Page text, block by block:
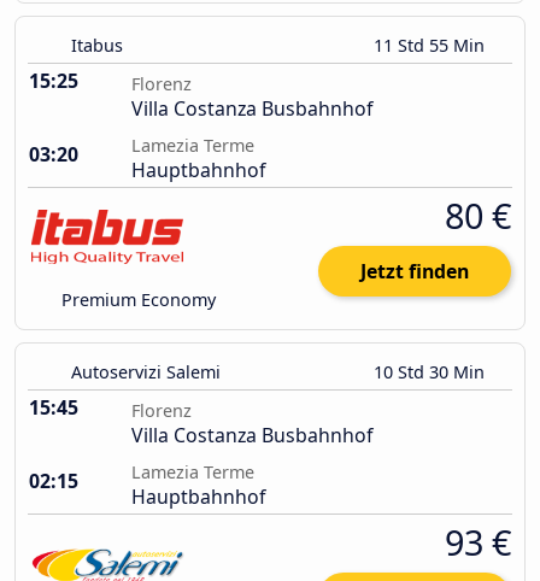
Itabus 11 Std 55 Min
15:25 Florenz
Villa Costanza Busbahnhof
03:20
Lamezia Terme
Hauptbahnhof
Premium Economy
80 €
Jetzt finden
Autoservizi Salemi 10 Std 30 Min
15:45 Florenz
Villa Costanza Busbahnhof
02:15
Lamezia Terme
Hauptbahnhof
93 €